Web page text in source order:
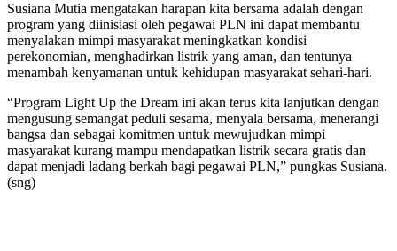
Susiana Mutia mengatakan harapan kita bersama adalah dengan
program yang diinisiasi oleh pegawai PLN ini dapat membantu
menyalakan mimpi masyarakat meningkatkan kondisi
perekonomian, menghadirkan listrik yang aman, dan tentunya
menambah kenyamanan untuk kehidupan masyarakat sehari-hari.
“Program Light Up the Dream ini akan terus kita lanjutkan dengan
mengusung semangat peduli sesama, menyala bersama, menerangi
bangsa dan sebagai komitmen untuk mewujudkan mimpi
masyarakat kurang mampu mendapatkan listrik secara gratis dan
dapat menjadi ladang berkah bagi pegawai PLN,” pungkas Susiana.
(sng)